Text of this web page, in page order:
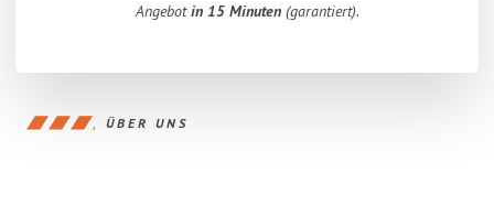
Angebotin 15 Minuten(garantiert).
ÜBER UNS